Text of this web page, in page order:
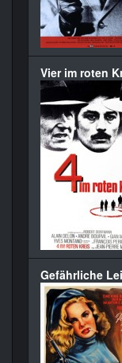
Vier im roten
Gefährliche